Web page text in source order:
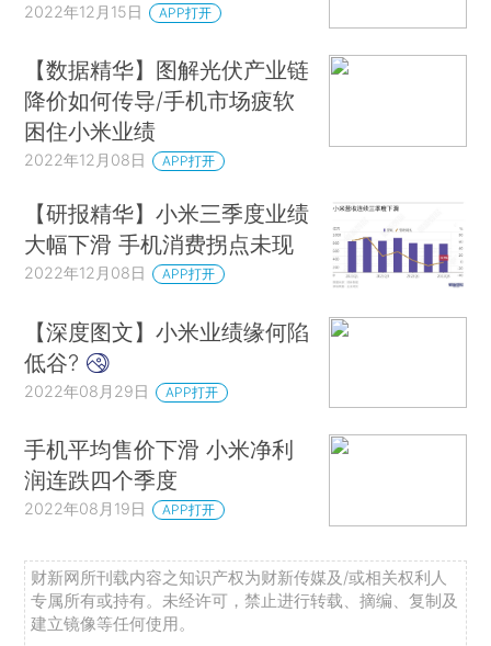
2022年12月15日 APP打开
【数据精华】图解光伏产业链
降价如何传导/手机市场疲软
困住小米业绩
2022年12月08日 APP打开
【研报精华】小米三季度业绩
大幅下滑 手机消费拐点未现
2022年12月08日 APP打开
【深度图文】小米业绩缘何陷
低谷?
2022年08月29日 APP打开
手机平均售价下滑 小米净利
润连跌四个季度
2022年08月19日 APP打开
财新网所刊载内容之知识产权为财新传媒及/或相关权利人
专属所有或持有。未经许可，禁止进行转载、摘编、复制及
建立镜像等任何使用。